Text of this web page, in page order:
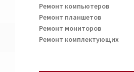
Ремонт компьютеров
Ремонт планшетов
Ремонт мониторов
Ремонт комплектующих